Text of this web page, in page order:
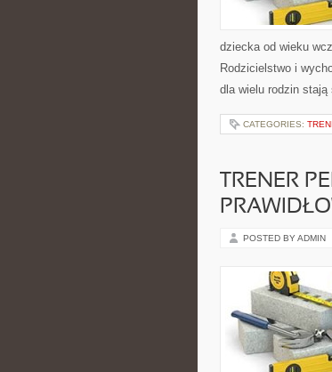
dziecka od wieku
Rodzicielstwo i
dla wielu rodzin
CATEGORIES:
TRENER
POSTED BY ADMIN